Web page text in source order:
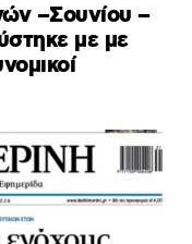
–Σουνίου –
με με